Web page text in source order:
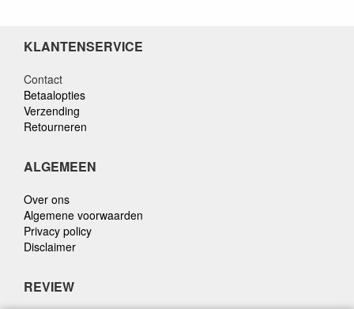
KLANTENSERVICE
Contact
Betaalopties
Verzending
Retourneren
ALGEMEEN
Over ons
Algemene voorwaarden
Privacy policy
Disclaimer
REVIEW